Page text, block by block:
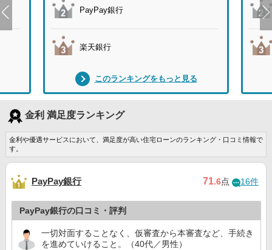
PayPay銀行
楽天銀行
このランキングをもっと見る
金利 満足度ランキング
金利や優遇サービスにおいて、満足度が高い住宅ローンのランキング・口コミ情報で
す。
PayPay銀行 71.6点 16件
PayPay銀行の口コミ・評判
一切対面することなく、仮審査から本審査など、手続き
を進めていけること。（40代／男性）